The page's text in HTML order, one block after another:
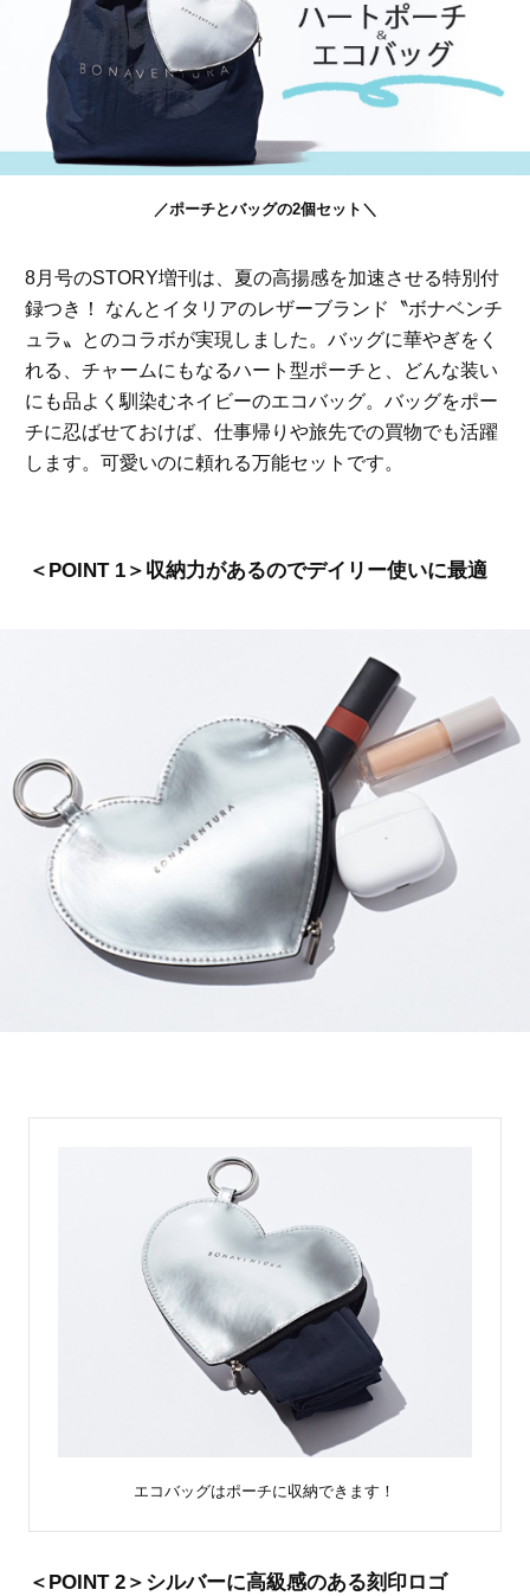
／ポーチとバッグの2個セット＼
8月号のSTORY増刊は、夏の高揚感を加速させる特別付
録つき！ なんとイタリアのレザーブランド〝ボナベンチ
ュラ〟とのコラボが実現しました。バッグに華やぎをく
れる、チャームにもなるハート型ポーチと、どんな装い
にも品よく馴染むネイビーのエコバッグ。バッグをポー
チに忍ばせておけば、仕事帰りや旅先での買物でも活躍
します。可愛いのに頼れる万能セットです。
＜POINT 1＞収納力があるのでデイリー使いに最適
エコバッグはポーチに収納できます！
＜POINT 2＞シルバーに高級感のある刻印ロゴ